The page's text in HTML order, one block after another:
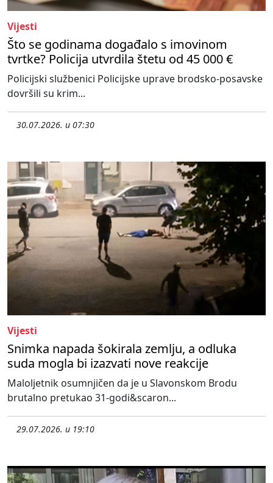
Vijesti
Što se godinama događalo s imovinom
tvrtke? Policija utvrdila štetu od 45 000 €
Policijski službenici Policijske uprave brodsko-posavske
dovršili su krim...
30.07.2026. u 07:30
Vijesti
Snimka napada šokirala zemlju, a odluka
suda mogla bi izazvati nove reakcije
Maloljetnik osumnjičen da je u Slavonskom Brodu
brutalno pretukao 31-godi&scaron...
29.07.2026. u 19:10